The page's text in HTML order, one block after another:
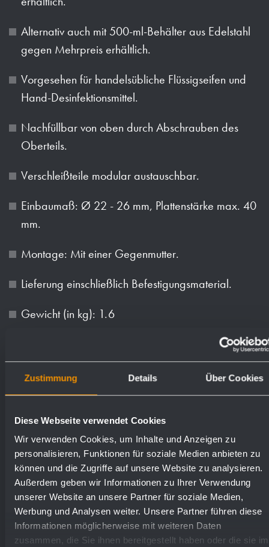
Zustimmung Details Über Cookies
Diese Webseite verwendet Cookies
Wir verwenden Cookies, um Inhalte und Anzeigen zu
personalisieren, Funktionen für soziale Medien anbieten zu
können und die Zugriffe auf unsere Website zu analysieren.
Außerdem geben wir Informationen zu Ihrer Verwendung
unserer Website an unsere Partner für soziale Medien,
Werbung und Analysen weiter. Unsere Partner führen diese
Informationen möglicherweise mit weiteren Daten
zusammen, die Sie ihnen bereitgestellt haben oder die sie im
Alternativ auch mit 500-ml-Behälter aus Edelstahl
gegen Mehrpreis erhältlich.
Vorgesehen für handelsübliche Flüssigseifen und
Hand-Desinfektionsmittel.
Nachfüllbar von oben durch Abschrauben des
Oberteils.
Verschleißteile modular austauschbar.
Einbaumaß: Ø 22 - 26 mm, Plattenstärke max. 40
mm.
Montage: Mit einer Gegenmutter.
Lieferung einschließlich Befestigungsmaterial.
Gewicht (in kg): 1.6
Oberflächen Bestellnummern
Textvorschlag für Ausschreibungen:
Tischseifen- undd Desinfektionsmittelspender